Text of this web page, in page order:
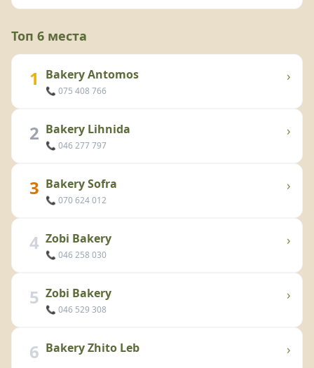
Топ 6 места
1 Bakery Antomos
📞 075 408 766
›
2 Bakery Lihnida
📞 046 277 797
›
3 Bakery Sofra
📞 070 624 012
›
4 Zobi Bakery
📞 046 258 030
›
5 Zobi Bakery
📞 046 529 308
›
6 Bakery Zhito Leb ›